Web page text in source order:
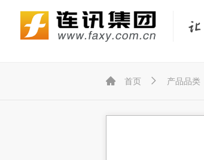
 首页  产品品类